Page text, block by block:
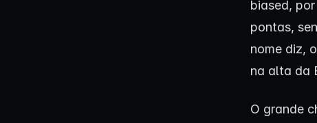
biased,
pontas,
nome diz,
na alta da
O grande